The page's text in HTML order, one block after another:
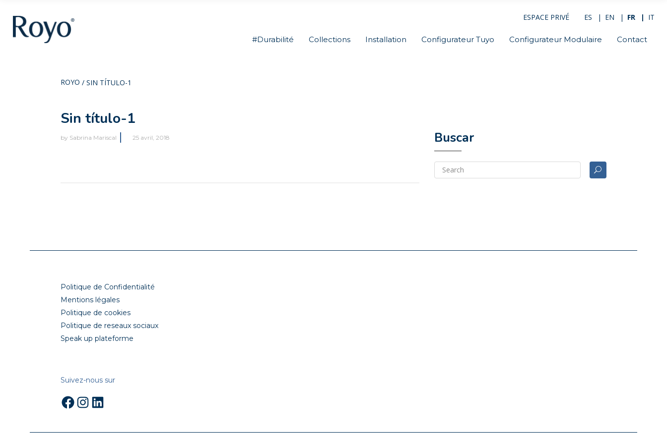
ESPACE PRIVÉ ES EN FR IT
#Durabilité Collections Installation Configurateur Tuyo Configurateur Modulaire Contact
ROYO / SIN TÍTULO-1
Sin título-1
by Sabrina Mariscal 25 avril, 2018 Buscar
Politique de Confidentialité
Mentions légales
Politique de cookies
Politique de reseaux sociaux
Speak up plateforme
Suivez-nous sur
Facebook
Instagram
LinkedIn